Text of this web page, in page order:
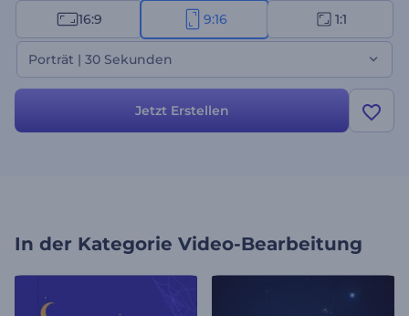
einem eingängigen Soundtrack, damit Feinschmecker immer
wieder zurückkommen. Steigern Sie Ihre Aufrufe, gewinnen Sie
mehr Abonnenten und bauen Sie eine treue Feinschmecker-
Community auf - beginnen Sie jetzt mit der Erstellung!
16:9 9:16 1:1
Porträt | 30 Sekunden
Jetzt Erstellen
In der Kategorie Video-Bearbeitung